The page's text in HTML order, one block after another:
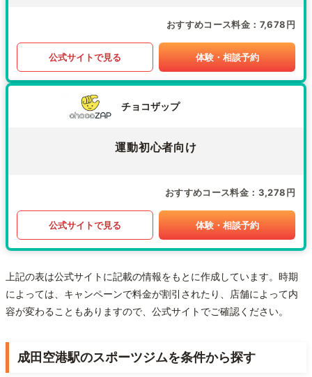
おすすめコース料金 7,678円
公式サイトで見る 体験・相談予約
チョコザップ
運動初心者向け
おすすめコース料金 3,278円
公式サイトで見る 体験・相談予約
上記の表は公式サイトに記載の情報をもとに作成しています。時期
によっては、キャンペーンで料金が割引されたり、店舗によって内
容が変わることもありますので、公式サイトでご確認ください。
成田空港駅のスポーツジムを条件から探す